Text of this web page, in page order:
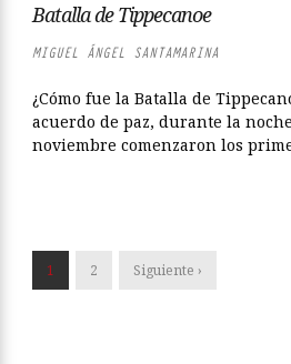
Batalla de Tippecanoe
MIGUEL ÁNGEL SANTAMARINA
¿Cómo fue la Batalla de
acuerdo de paz, durante la
noviembre comenzaron los
1 2 Siguiente ›